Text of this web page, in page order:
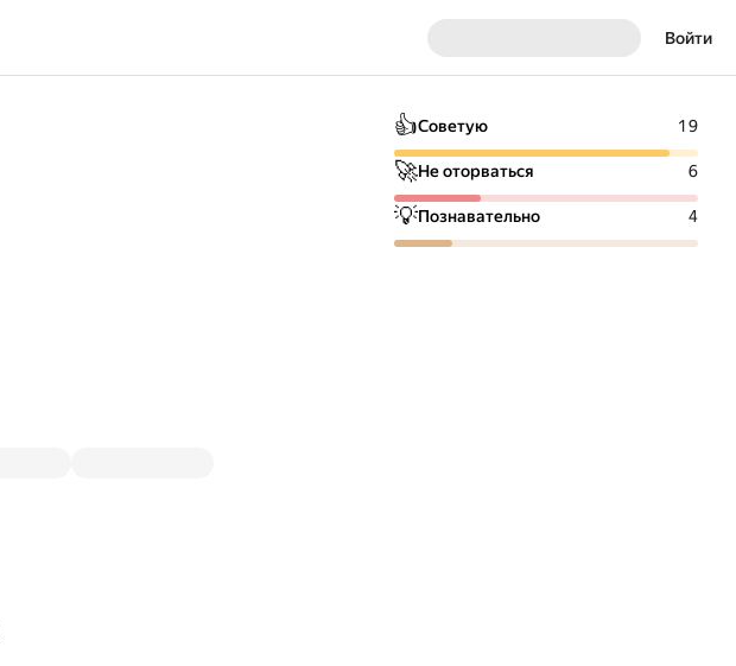
Войти
👍Советую 19
🚀Не оторваться 6
💡Познавательно 4